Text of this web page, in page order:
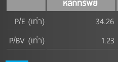
หลักทรัพย์
P/E (เท่า)
34.26
P/BV (เท่า)
1.23